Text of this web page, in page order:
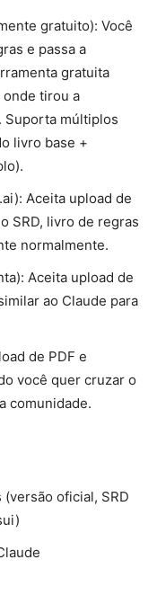
gratuito): Você
e passa a
gratuita
tirou a
Suporta múltiplos
livro base +
Aceita upload de
SRD, livro de regras
normalmente.
Aceita upload de
ao Claude para
de PDF e
você quer cruzar o
comunidade.
oficial, SRD